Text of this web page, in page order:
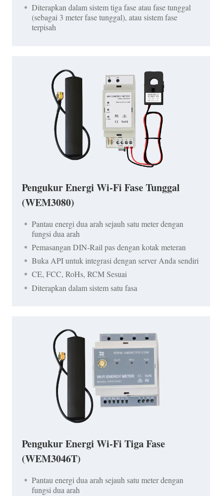
Diterapkan dalam sistem tiga fase atau fase tunggal
(sebagai 3 meter fase tunggal), atau sistem fase
terpisah
Pengukur Energi Wi-Fi Fase Tunggal
(WEM3080)
Pantau energi dua arah sejauh satu meter dengan
fungsi dua arah
Pemasangan DIN-Rail pas dengan kotak meteran
Buka API untuk integrasi dengan server Anda sendiri
CE, FCC, RoHs, RCM Sesuai
Diterapkan dalam sistem satu fasa
Pengukur Energi Wi-Fi Tiga Fase
(WEM3046T)
Pantau energi dua arah sejauh satu meter dengan
fungsi dua arah